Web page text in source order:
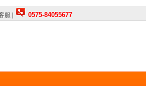
服 | 0575-84055677